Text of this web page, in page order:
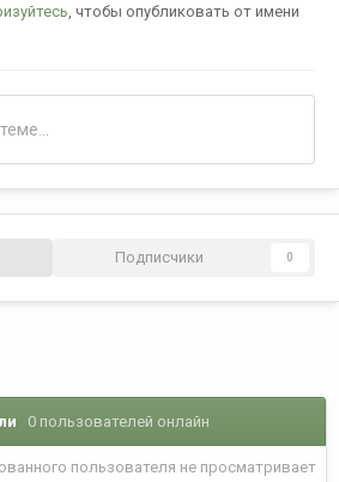
, чтобы опубликовать от имени
Подписчики 0
0 пользователей онлайн
пользователя не просматривает